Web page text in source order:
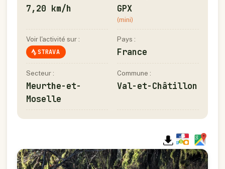
7,20 km/h GPX
(mini)
Voir l'activité sur :
STRAVA
Pays :
France
Secteur :
Meurthe-et-
Moselle
Commune :
Val-et-Châtillon